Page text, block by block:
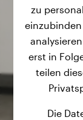
zu
erst in
teilen
Die